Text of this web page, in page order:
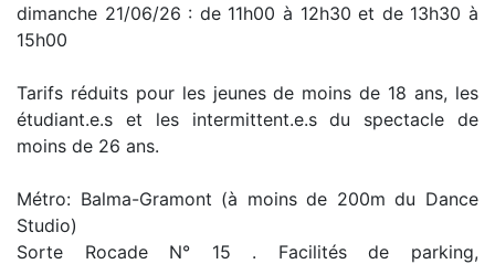
dimanche 21/06/26 : de 11h00 à 12h30 et de 13h30 à
15h00
Tarifs réduits pour les jeunes de moins de 18 ans, les
étudiant.e.s et les intermittent.e.s du spectacle de
moins de 26 ans.
Métro: Balma-Gramont (à moins de 200m du Dance
Studio)
Sorte Rocade N° 15 . Facilités de parking,